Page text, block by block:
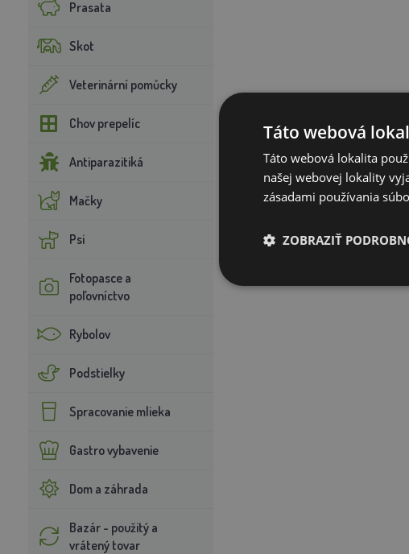
Prasata
Skot
Veterinární pomůcky
Chov prepelíc
Antiparazitiká
Mačky
Psi
Fotopasce a
poľovníctvo
Rybolov
Podstielky
Spracovanie mlieka
Gastro vybavenie
Dom a záhrada
Bazár - použitý a
vrátený tovar
Táto webová
Táto webová lokalita
našej webovej lokality
zásadami používania
ZOBRAZIŤ